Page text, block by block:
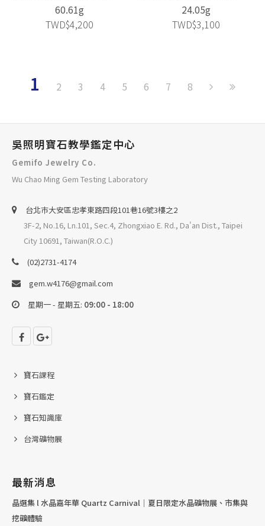
60.61g
TWD$4,200
24.05g
TWD$3,100
1 2 3 4 5 6 7 8
吳照明寶石教學鑑定中心
Gemifo Jewelry Co.
Wu Chao Ming Gem Testing Laboratory
台北巿大安區忠孝東路四段101巷16號3樓之2
3F-2, No.16, Ln.101, Sec.4, Zhongxiao E. Rd., Da'an Dist., Taipei
City 10691, Taiwan(R.O.C.)
(02)2731-4174
gem.w4176@gmail.com
星期一 - 星期五: 09:00 - 18:00
寶石課程
寶石鑑定
寶石知識庫
台灣礦物展
最新消息
晶選集 l 水晶嘉年華 Quartz Carnival｜夏日限定水晶礦物展、市集與
挖礦體驗